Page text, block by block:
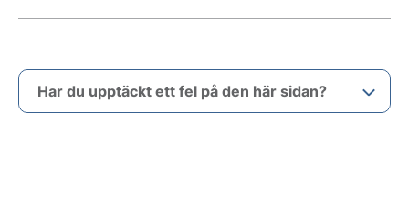
Har du upptäckt ett fel på den här sidan?